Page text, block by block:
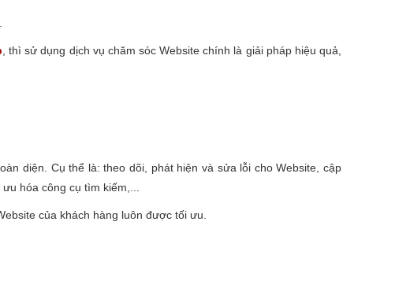
, thì sử dụng dịch vụ chăm sóc Website chính là giải pháp hiệu quả,
diện. Cụ thể là: theo dõi, phát hiện và sửa lỗi cho Website, cập
hóa công cụ tìm kiếm,...
của khách hàng luôn được tối ưu.